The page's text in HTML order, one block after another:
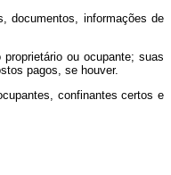
documentos, informações de
ou ocupante; suas
pagos, se houver.
confinantes certos e